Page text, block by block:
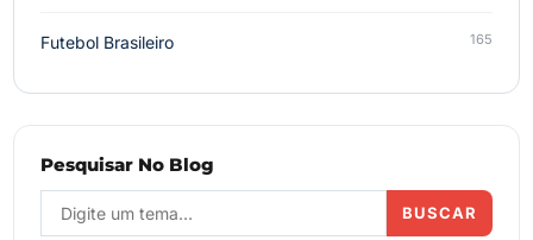
Futebol Brasileiro 165
Pesquisar No Blog
BUSCAR